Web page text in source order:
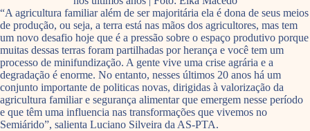
“A agricultura familiar além de ser majoritária ela é dona de seus meios
de produção, ou seja, a terra está nas mãos dos agricultores, mas tem
um novo desafio hoje que é a pressão sobre o espaço produtivo porque
muitas dessas terras foram partilhadas por herança e você tem um
processo de minifundização. A gente vive uma crise agrária e a
degradação é enorme. No entanto, nesses últimos 20 anos há um
conjunto importante de politicas novas, dirigidas à valorização da
agricultura familiar e segurança alimentar que emergem nesse período
e que têm uma influencia nas transformações que vivemos no
Semiárido”, salienta Luciano Silveira da AS-PTA.